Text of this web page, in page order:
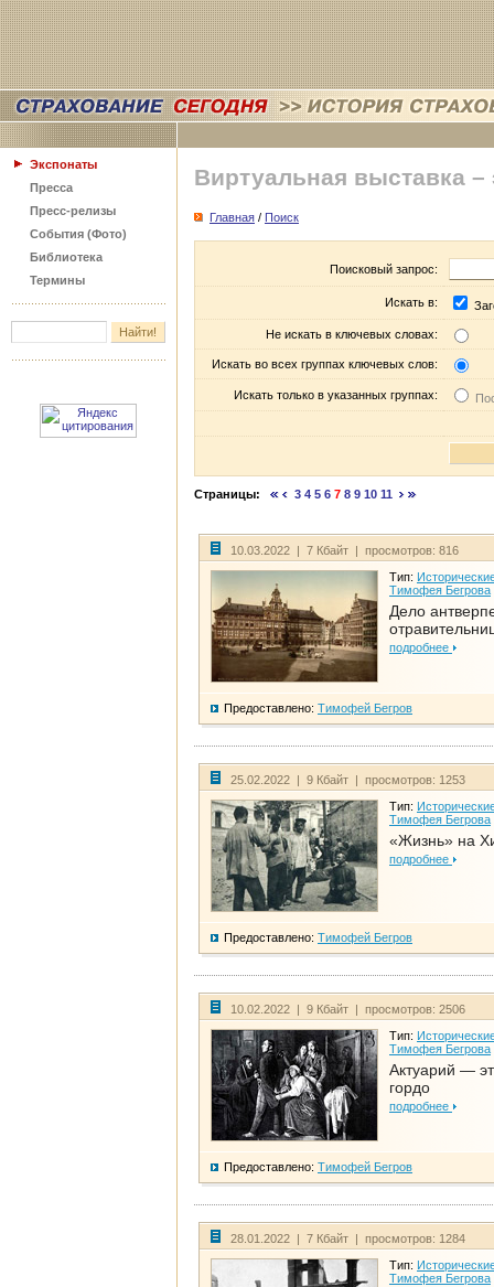
Экспонаты
Пресса
Пресс-релизы
События (Фото)
Библиотека
Термины
Виртуальная выставка –
Главная / Поиск
Поисковый запрос:
Искать в:
Не искать в ключевых словах:
Искать во всех группах ключевых слов:
Искать только в указанных группах:
Страницы: 3 4 5 6 7 8 9 10 11
10.03.2022 | 7 Кбайт | просмотров: 816
Тип:
Тимофея Бегрова
Дело
подробнее
Предоставлено: Тимофей Бегров
25.02.2022 | 9 Кбайт | просмотров: 1253
Тип:
Тимофея Бегрова
«Жизнь» на
подробнее
Предоставлено: Тимофей Бегров
10.02.2022 | 9 Кбайт | просмотров: 2506
Тип:
Тимофея Бегрова
Актуарий —
гордо
подробнее
Предоставлено: Тимофей Бегров
28.01.2022 | 7 Кбайт | просмотров: 1284
Тип:
Тимофея Бегрова